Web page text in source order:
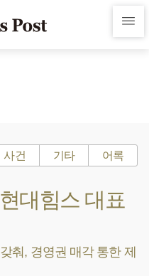
사건 기타 어록
대힘스 대표
춰, 경영권 매각 통한 제